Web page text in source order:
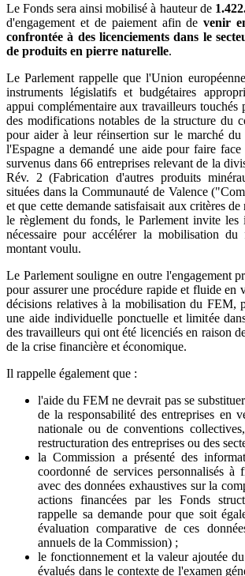
Le Fonds sera ainsi mobilisé à hauteur de
d'engagement et de paiement afin devenir
confrontée à des licenciements dans le
de produits en pierre naturelle.
Le Parlement rappelle que l'Union
instruments législatifs et budgétaires
appui complémentaire aux travailleurs touchés
des modifications notables de la structure du
pour aider à leur réinsertion sur le marché du
l'Espagne a demandé une aide pour faire
survenus dans 66 entreprises relevant de la
Rév. 2 (Fabrication d'autres produits
situées dans la Communauté de Valence
et que cette demande satisfaisait aux critères
le règlement du fonds, le Parlement invite les
nécessaire pour accélérer la mobilisation
montant voulu.
Le Parlement souligne en outre l'engagement
pour assurer une procédure rapide et fluide en
décisions relatives à la mobilisation du FEM,
une aide individuelle ponctuelle et limitée
des travailleurs qui ont été licenciés en raison
de la crise financière et économique.
Il rappelle également que :
l'aide du FEM ne devrait pas se
de la responsabilité des entreprises en
nationale ou de conventions
restructuration des entreprises ou des
la Commission a présenté des
coordonné de services personnalisés
avec des données exhaustives sur la
actions financées par les Fonds
rappelle sa demande pour que soit
évaluation comparative de ces
annuels de la Commission) ;
le fonctionnement et la valeur ajoutée
évalués dans le contexte de l'examen